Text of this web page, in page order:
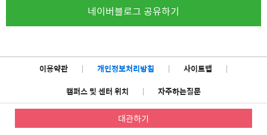
네이버블로그 공유하기
이용약관 | 개인정보처리방침 | 사이트맵
|
캠퍼스 및 센터 위치
| 자주하는질문
대관하기